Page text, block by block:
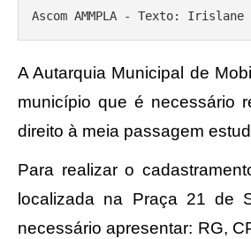
Ascom AMMPLA - Texto: Irislane
A Autarquia Municipal de
município que é necessário
direito à meia passagem
Para realizar o
localizada na Praça 21 de
necessário apresentar: RG,